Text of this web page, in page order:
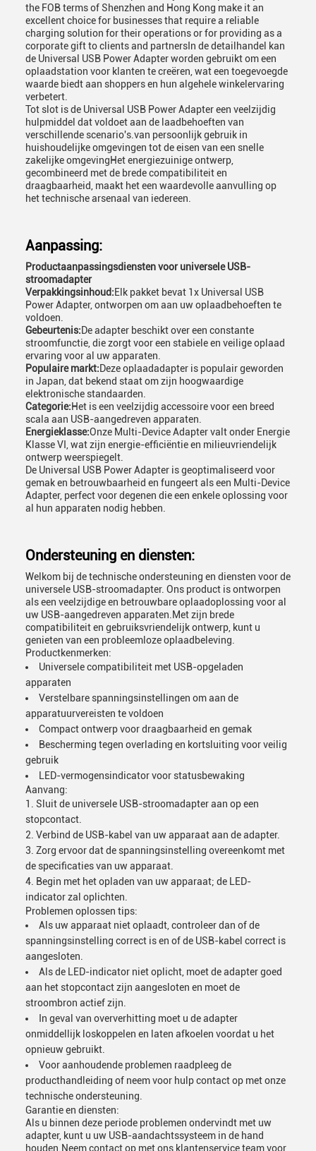
the FOB terms of Shenzhen and Hong Kong make it an
excellent choice for businesses that require a reliable
charging solution for their operations or for providing as a
corporate gift to clients and partnersIn de detailhandel kan
de Universal USB Power Adapter worden gebruikt om een
oplaadstation voor klanten te creëren, wat een toegevoegde
waarde biedt aan shoppers en hun algehele winkelervaring
verbetert.
Tot slot is de Universal USB Power Adapter een veelzijdig
hulpmiddel dat voldoet aan de laadbehoeften van
verschillende scenario's.van persoonlijk gebruik in
huishoudelijke omgevingen tot de eisen van een snelle
zakelijke omgevingHet energiezuinige ontwerp,
gecombineerd met de brede compatibiliteit en
draagbaarheid, maakt het een waardevolle aanvulling op
het technische arsenaal van iedereen.
Aanpassing:
Productaanpassingsdiensten voor universele USB-
stroomadapter
Verpakkingsinhoud:Elk pakket bevat 1x Universal USB
Power Adapter, ontworpen om aan uw oplaadbehoeften te
voldoen.
Gebeurtenis:De adapter beschikt over een constante
stroomfunctie, die zorgt voor een stabiele en veilige oplaad
ervaring voor al uw apparaten.
Populaire markt:Deze oplaadadapter is populair geworden
in Japan, dat bekend staat om zijn hoogwaardige
elektronische standaarden.
Categorie:Het is een veelzijdig accessoire voor een breed
scala aan USB-aangedreven apparaten.
Energieklasse:Onze Multi-Device Adapter valt onder Energie
Klasse VI, wat zijn energie-efficiëntie en milieuvriendelijk
ontwerp weerspiegelt.
De Universal USB Power Adapter is geoptimaliseerd voor
gemak en betrouwbaarheid en fungeert als een Multi-Device
Adapter, perfect voor degenen die een enkele oplossing voor
al hun apparaten nodig hebben.
Ondersteuning en diensten:
Welkom bij de technische ondersteuning en diensten voor de
universele USB-stroomadapter. Ons product is ontworpen
als een veelzijdige en betrouwbare oplaadoplossing voor al
uw USB-aangedreven apparaten.Met zijn brede
compatibiliteit en gebruiksvriendelijk ontwerp, kunt u
genieten van een probleemloze oplaadbeleving.
Productkenmerken:
Universele compatibiliteit met USB-opgeladen
apparaten
Verstelbare spanningsinstellingen om aan de
apparatuurvereisten te voldoen
Compact ontwerp voor draagbaarheid en gemak
Bescherming tegen overlading en kortsluiting voor veilig
gebruik
LED-vermogensindicator voor statusbewaking
Aanvang:
Sluit de universele USB-stroomadapter aan op een
stopcontact.
Verbind de USB-kabel van uw apparaat aan de adapter.
Zorg ervoor dat de spanningsinstelling overeenkomt met
de specificaties van uw apparaat.
Begin met het opladen van uw apparaat; de LED-
indicator zal oplichten.
Problemen oplossen tips:
Als uw apparaat niet oplaadt, controleer dan of de
spanningsinstelling correct is en of de USB-kabel correct is
aangesloten.
Als de LED-indicator niet oplicht, moet de adapter goed
aan het stopcontact zijn aangesloten en moet de
stroombron actief zijn.
In geval van oververhitting moet u de adapter
onmiddellijk loskoppelen en laten afkoelen voordat u het
opnieuw gebruikt.
Voor aanhoudende problemen raadpleeg de
producthandleiding of neem voor hulp contact op met onze
technische ondersteuning.
Garantie en diensten:
Als u binnen deze periode problemen ondervindt met uw
adapter, kunt u uw USB-aandachtssysteem in de hand
houden.Neem contact op met ons klantenservice team voor